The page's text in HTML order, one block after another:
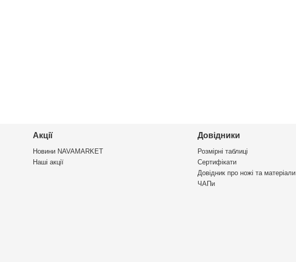
Акції
Новини NAVAMARKET
Наші акції
Довідники
Розмірні таблиці
Сертифікати
Довідник про ножі та матеріали
ЧАПи